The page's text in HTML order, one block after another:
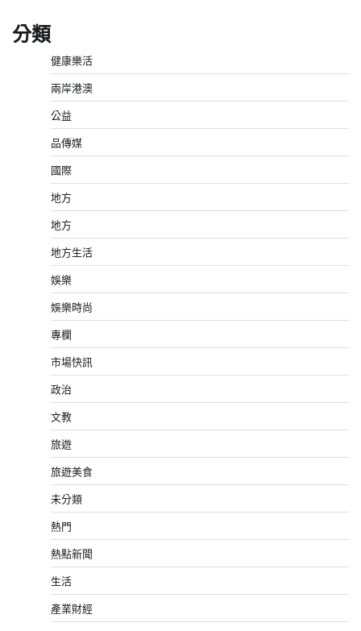
分類
健康樂活
兩岸港澳
公益
品傳媒
國際
地方
地方
地方生活
娛樂
娛樂時尚
專欄
市場快訊
政治
文教
旅遊
旅遊美食
未分類
熱門
熱點新聞
生活
產業財經